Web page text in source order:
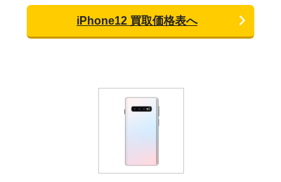
iPhone12 買取価格表へ